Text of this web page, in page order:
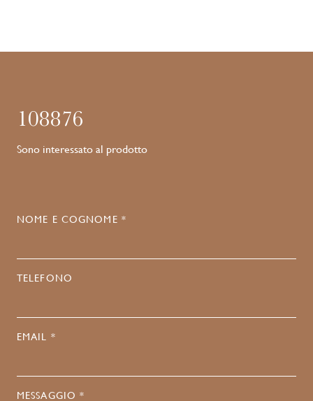
108876
Sono interessato al prodotto
NOME E COGNOME *
TELEFONO
EMAIL *
MESSAGGIO *